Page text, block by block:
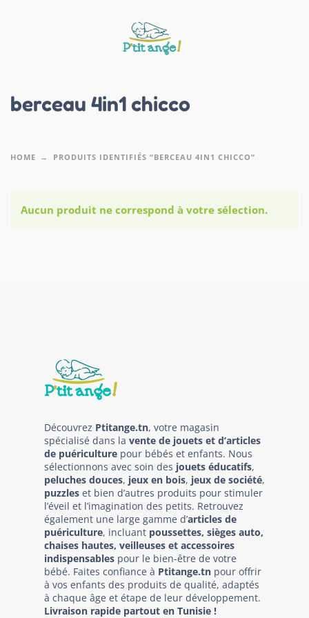
berceau 4in1 chicco
HOME PRODUITS IDENTIFIÉS “BERCEAU 4IN1 CHICCO”
Aucun produit ne correspond à votre sélection.
Découvrez Ptitange.tn, votre magasin
spécialisé dans la vente de jouets et d’articles
de puériculture pour bébés et enfants. Nous
sélectionnons avec soin des jouets éducatifs,
peluches douces, jeux en bois, jeux de société,
puzzles et bien d’autres produits pour stimuler
l’éveil et l’imagination des petits. Retrouvez
également une large gamme d’articles de
puériculture, incluant poussettes, sièges auto,
chaises hautes, veilleuses et accessoires
indispensables pour le bien-être de votre
bébé. Faites confiance à Ptitange.tn pour offrir
à vos enfants des produits de qualité, adaptés
à chaque âge et étape de leur développement.
Livraison rapide partout en Tunisie !